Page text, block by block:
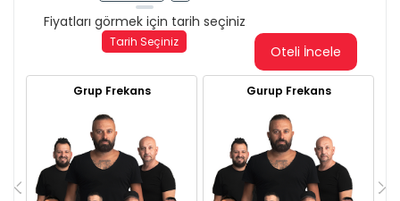
Fiyatları görmek için tarih seçiniz
Tarih Seçiniz
Oteli İncele
Grup Frekans Gurup Frekans